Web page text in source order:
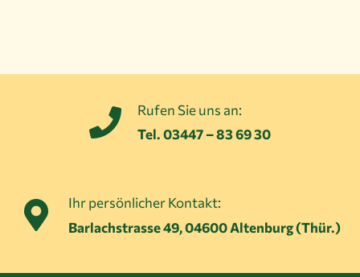
Rufen Sie uns an:
Tel. 03447 – 83 69 30
Ihr persönlicher Kontakt:
Barlachstrasse 49, 04600 Altenburg (Thür.)